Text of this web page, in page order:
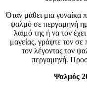
Όταν μάθει μια γυναίκα
ψαλμό σε περγαμηνή
λαιμό της ή να τον
μαγείας, γράψτε τον σε
τον λέγοντας τον
περγαμηνή.
Ψαλμός